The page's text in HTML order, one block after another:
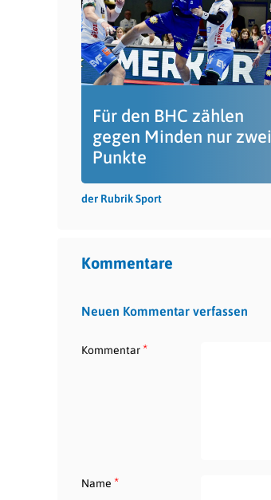
Für den BHC zählen
gegen Minden nur zwei
Punkte
der Rubrik Sport
Kommentare
Neuen Kommentar verfassen
Kommentar*
Name *